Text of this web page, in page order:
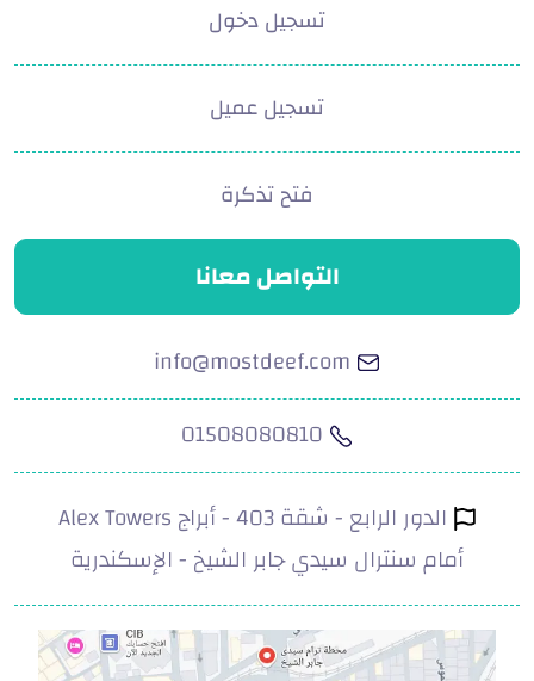
تسجيل دخول
تسجيل عميل
فتح تذكرة
التواصل معانا
الدور الرابع - شقة 403 - أبراج Alex Towers
أمام سنترال سيدي جابر الشيخ - الإسكندرية